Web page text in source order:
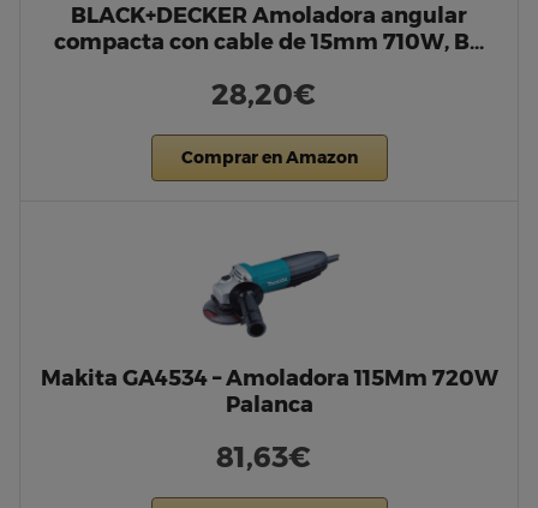
BLACK+DECKER Amoladora angular
compacta con cable de 15mm 710W, B…
28,20€
Comprar en Amazon
Makita GA4534 – Amoladora 115Mm 720W
Palanca
81,63€